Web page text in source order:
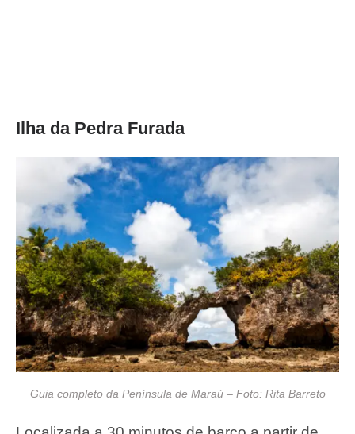
Ilha da Pedra Furada
Guia completo da Península de Maraú – Foto: Rita Barreto